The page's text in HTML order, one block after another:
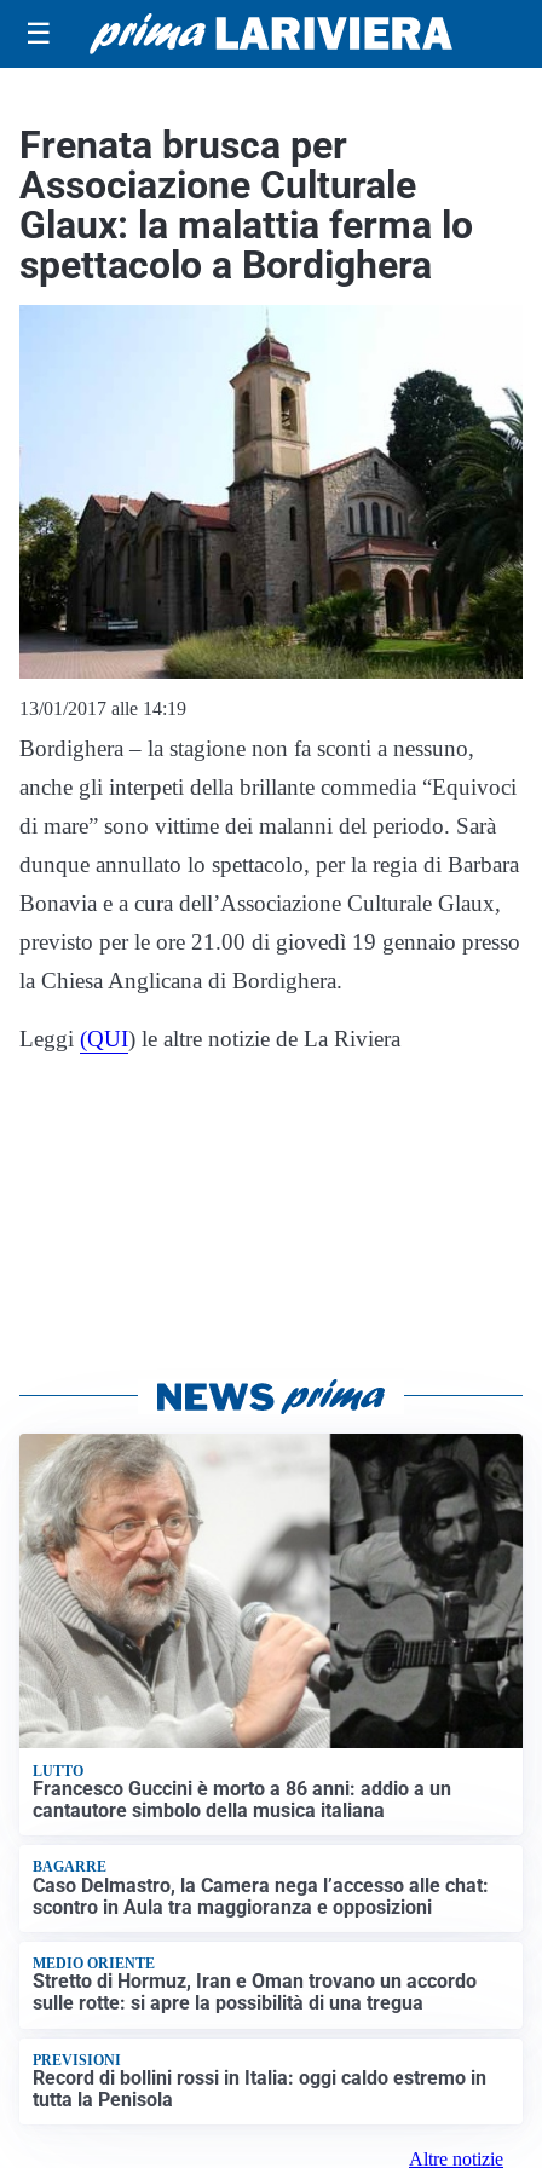
☰
Frenata brusca per
Associazione Culturale
Glaux: la malattia ferma lo
spettacolo a Bordighera
13/01/2017 alle 14:19
Bordighera – la stagione non fa sconti a nessuno,
anche gli interpeti della brillante commedia “Equivoci
di mare” sono vittime dei malanni del periodo. Sarà
dunque annullato lo spettacolo, per la regia di Barbara
Bonavia e a cura dell’Associazione Culturale Glaux,
previsto per le ore 21.00 di giovedì 19 gennaio presso
la Chiesa Anglicana di Bordighera.
Leggi (QUI) le altre notizie de La Riviera
LUTTO
Francesco Guccini è morto a 86 anni: addio a un
cantautore simbolo della musica italiana
BAGARRE
Caso Delmastro, la Camera nega l’accesso alle chat:
scontro in Aula tra maggioranza e opposizioni
MEDIO ORIENTE
Stretto di Hormuz, Iran e Oman trovano un accordo
sulle rotte: si apre la possibilità di una tregua
PREVISIONI
Record di bollini rossi in Italia: oggi caldo estremo in
tutta la Penisola
Altre notizie